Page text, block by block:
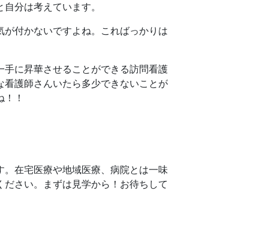
分は考えています。
付かないですよね。こればっかりは
に昇華させることができる訪問看護
護師さんいたら多少できないことが
！
在宅医療や地域医療、病院とは一味
さい。まずは見学から！お待ちして